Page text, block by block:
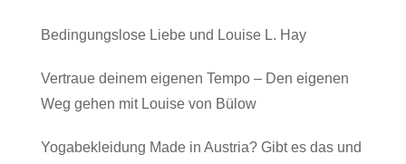
Bedingungslose Liebe und Louise L. Hay
Vertraue deinem eigenen Tempo – Den eigenen
Weg gehen mit Louise von Bülow
Yogabekleidung Made in Austria? Gibt es das und